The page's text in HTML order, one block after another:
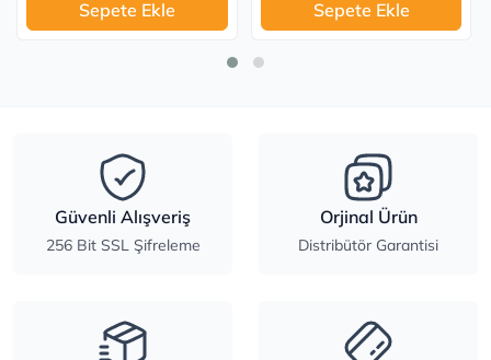
Sepete Ekle Sepete Ekle
Güvenli Alışveriş
256 Bit SSL Şifreleme
Orjinal Ürün
Distribütör Garantisi